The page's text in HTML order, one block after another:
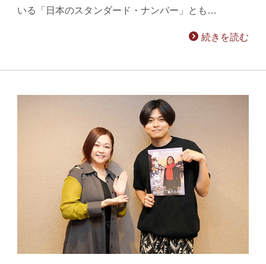
いる「日本のスタンダード・ナンバー」とも…
続きを読む